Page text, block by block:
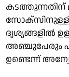
കടത്തുന്നതിന്
ദൃശ്യങ്ങളില്‍
അഞ്ചുപേരും
ഉണ്ടെന്ന്